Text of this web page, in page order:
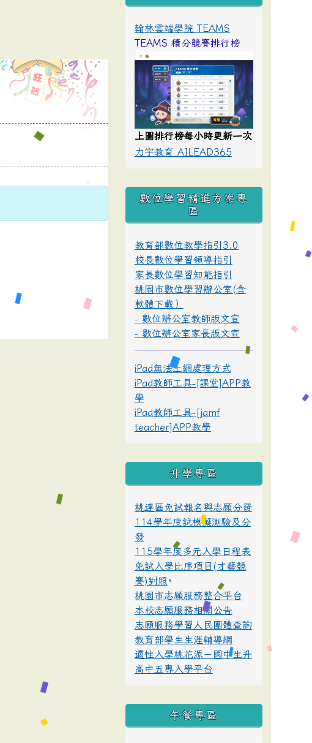
翰林雲端學院 TEAMS
TEAMS 積分競賽排行榜
上圖排行榜每小時更新一次
力宇教育 AILEAD365
數位學習精進方案專
區
教育部數位教學指引3.0
校長數位學習領導指引
家長數位學習知能指引
桃園市數位學習辦公室(含
軟體下載）
- 數位辦公室教師版文宣
- 數位辦公室家長版文宣
iPad無法上網處理方式
iPad教師工具-[課堂]APP教
學
iPad教師工具-[jamf
teacher]APP教學
升學專區
桃連區免試報名與志願分發
114學年度試模擬測驗及分
發
115學年度多元入學日程表
免試入學比序項目(才藝競
賽)對照
桃園市志願服務整合平台
本校志願服務相關公告
志願服務學習人民團體查詢
教育部學生生涯輔導網
適性入學桃花源－國中生升
高中五專入學平台
午餐專區